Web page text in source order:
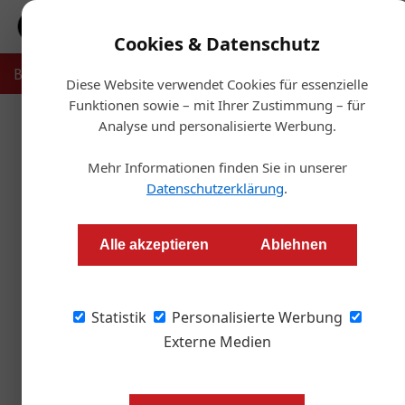
Cookies & Datenschutz
Diese Website verwendet Cookies für essenzielle
Funktionen sowie – mit Ihrer Zustimmung – für
Analyse und personalisierte Werbung.
Mehr Informationen finden Sie in unserer
Datenschutzerklärung.
Alle akzeptieren Ablehnen
Statistik
Personalisierte Werbung
Externe Medien
Bauträger